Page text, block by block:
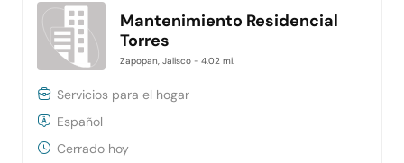
Mantenimiento Residencial
Torres
Zapopan, Jalisco - 4.02 mi.
Servicios para el hogar
Español
Cerrado hoy